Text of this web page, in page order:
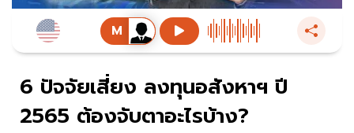
6 ปัจจัยเสี่ยง ลงทุนอสังหาฯ ปี
2565 ต้องจับตาอะไรบ้าง?